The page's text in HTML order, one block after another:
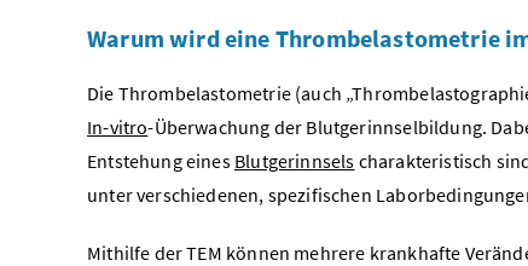
Warum wird eine Thrombelastometrie
Die Thrombelastometrie (auch
In-vitro-Überwachung der Blutgerinnselbildung.
Entstehung eines Blutgerinnsels charakteristisch
unter verschiedenen, spezifischen
Mithilfe der TEM können mehrere krankhafte